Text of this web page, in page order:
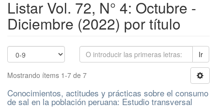
Listar Vol. 72, N° 4: Octubre -
Diciembre (2022) por título
Ir
Mostrando ítems 1-7 de 7
Conocimientos, actitudes y prácticas sobre el consumo
de sal en la población peruana: Estudio transversal